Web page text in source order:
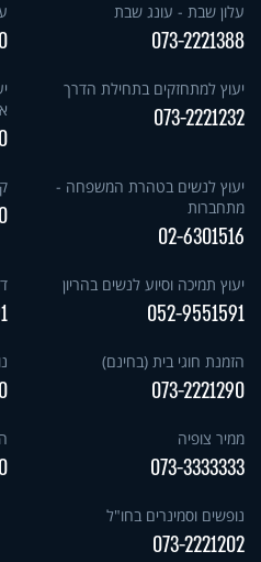
עלון שבת - עונג שבת
073-2221388
יעוץ למתחזקים בתחילת הדרך
073-2221232
יעוץ לנשים בטהרת המשפחה -
מתחברות
02-6301516
יעוץ תמיכה וסיוע לנשים בהריון
052-9551591
הזמנת חוגי בית (בחינם)
073-2221290
ממיר צופיה
073-3333333
נופשים וסמינרים בחו"ל
073-2221202